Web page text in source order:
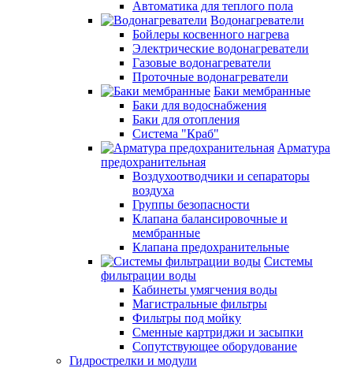
Автоматика для теплого пола
Водонагреватели
Бойлеры косвенного нагрева
Электрические водонагреватели
Газовые водонагреватели
Проточные водонагреватели
Баки мембранные
Баки для водоснабжения
Баки для отопления
Система "Краб"
Арматура
предохранительная
Воздухоотводчики и сепараторы
воздуха
Группы безопасности
Клапана балансировочные и
мембранные
Клапана предохранительные
Системы
фильтрации воды
Кабинеты умягчения воды
Магистральные фильтры
Фильтры под мойку
Сменные картриджи и засыпки
Сопутствующее оборудование
Гидрострелки и модули